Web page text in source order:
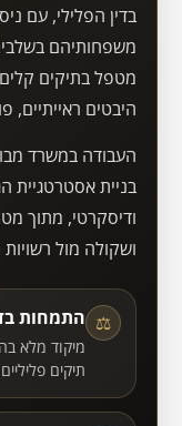
בדין הפלילי, עם
משפחותיהם
מטפל בתיקים
היבטים ראייתיים,
העבודה במשרד
בניית אסטרטגיית
ודיסקרטי, מתוך
ושקולה מול
⚖ התמחות
מיקוד מלא
תיקים